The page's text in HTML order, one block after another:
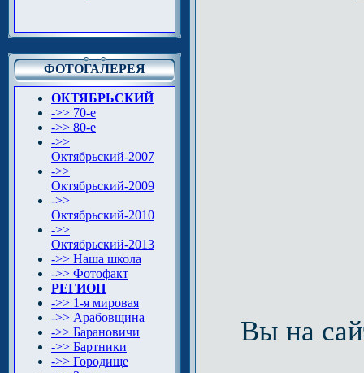
ФОТОГАЛЕРЕЯ
ОКТЯБРЬСКИЙ
->> 70-e
->> 80-e
->>
Октябрьский-2007
->>
Октябрьский-2009
->>
Октябрьский-2010
->>
Октябрьский-2013
->> Наша школа
->> Фотофакт
РЕГИОН
->> 1-я мировая
->> Арабовщина
->> Барановичи
->> Бартники
->> Городище
Вы на